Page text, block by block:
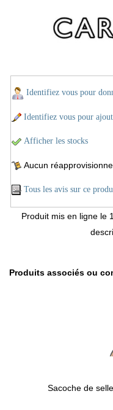
Identifiez vous pour
Identifiez vous pour
Afficher les stocks
Aucun
Tous les avis sur ce
Produit mis en ligne le
Produits associés ou
Sacoche de